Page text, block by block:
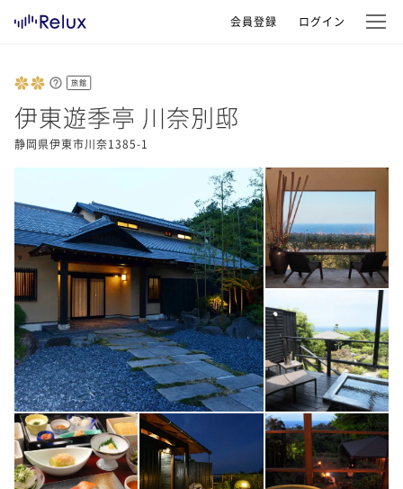
会員登録 ログイン
旅館
伊東遊季亭 川奈別邸
静岡県伊東市川奈1385-1